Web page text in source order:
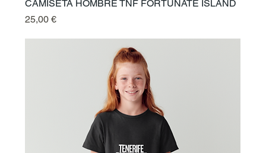
CAMISETA HOMBRE TNF FORTUNATE ISLAND
Preis
25,00 €